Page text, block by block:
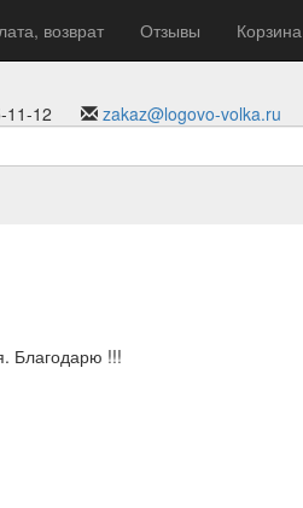
возврат Отзывы Корзина
11-12
zakaz@logovo-volka.ru
Благодарю !!!